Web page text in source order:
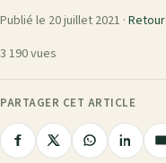
Publié le 20 juillet 2021 ·
3 190 vues
PARTAGER CET ARTICLE
PartagerPartagerPartager